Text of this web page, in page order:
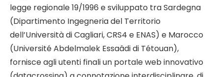
legge regionale 19/1996 e sviluppato tra Sardegna
(Dipartimento Ingegneria del Territorio
dell’Università di Cagliari, CRS4 e ENAS) e Marocco
(Université Abdelmalek Essaâdi di Tétouan),
fornisce agli utenti finali un portale web innovativo